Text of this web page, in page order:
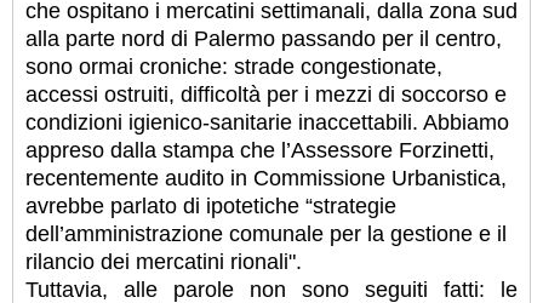
che ospitano i mercatini settimanali, dalla zona sud
alla parte nord di Palermo passando per il centro,
sono ormai croniche: strade congestionate,
accessi ostruiti, difficoltà per i mezzi di soccorso e
condizioni igienico-sanitarie inaccettabili. Abbiamo
appreso dalla stampa che l’Assessore Forzinetti,
recentemente audito in Commissione Urbanistica,
avrebbe parlato di ipotetiche “strategie
dell’amministrazione comunale per la gestione e il
rilancio dei mercatini rionali".
Tuttavia, alle parole non sono seguiti fatti: le